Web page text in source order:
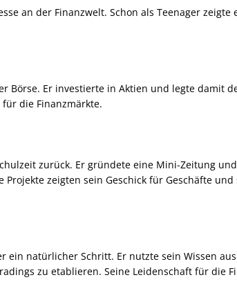
an der Finanzwelt. Schon als Teenager
Börse. Er investierte in Aktien und legte damit
die Finanzmärkte.
zurück. Er gründete eine Mini-Zeitung
zeigten sein Geschick für Geschäfte
ein natürlicher Schritt. Er nutzte sein Wissen
zu etablieren. Seine Leidenschaft für die